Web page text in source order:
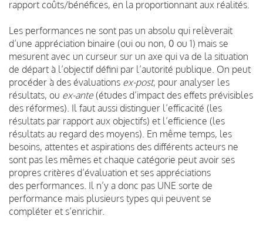
rapport coûts/bénéfices, en la proportionnant aux réalités.
Les performances ne sont pas un absolu qui relèverait
d’une appréciation binaire (oui ou non, 0 ou 1) mais se
mesurent avec un curseur sur un axe qui va de la situation
de départ à l’objectif défini par l’autorité publique. On peut
procéder à des évaluations ex-post, pour analyser les
résultats, ou ex-ante (études d’impact des effets prévisibles
des réformes). Il faut aussi distinguer l’efficacité (les
résultats par rapport aux objectifs) et l’efficience (les
résultats au regard des moyens). En même temps, les
besoins, attentes et aspirations des différents acteurs ne
sont pas les mêmes et chaque catégorie peut avoir ses
propres critères d’évaluation et ses appréciations
des performances. Il n’y a donc pas UNE sorte de
performance mais plusieurs types qui peuvent se
compléter et s’enrichir.